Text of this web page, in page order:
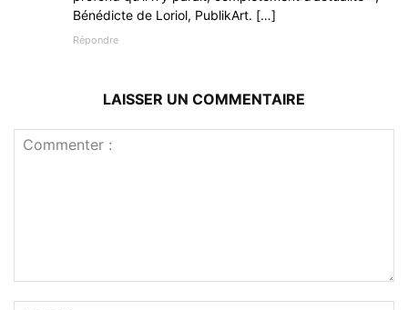
Bénédicte de Loriol, PublikArt. […]
Répondre
LAISSER UN COMMENTAIRE